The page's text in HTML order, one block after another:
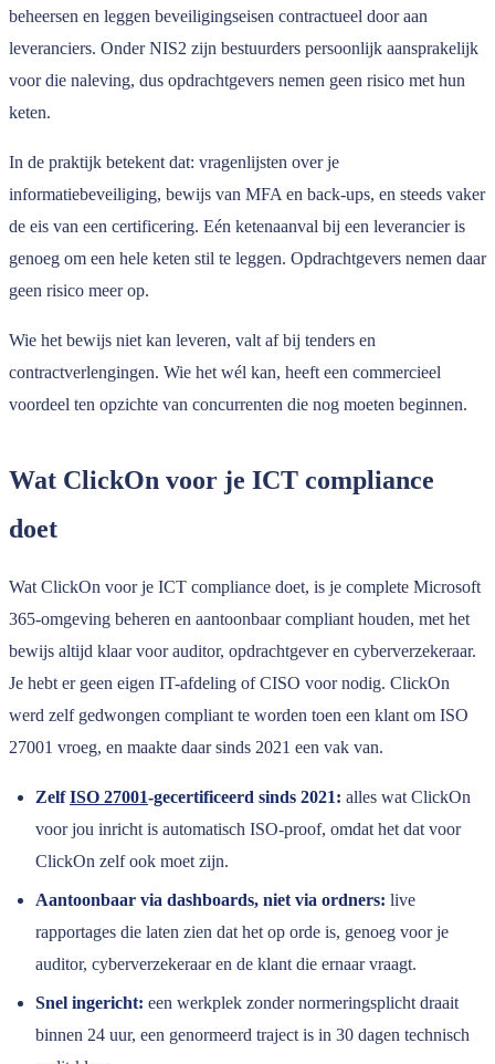
beheersen en leggen beveiligingseisen contractueel door aan
leveranciers. Onder NIS2 zijn bestuurders persoonlijk aansprakelijk
voor die naleving, dus opdrachtgevers nemen geen risico met hun
keten.
In de praktijk betekent dat: vragenlijsten over je
informatiebeveiliging, bewijs van MFA en back-ups, en steeds vaker
de eis van een certificering. Eén ketenaanval bij een leverancier is
genoeg om een hele keten stil te leggen. Opdrachtgevers nemen daar
geen risico meer op.
Wie het bewijs niet kan leveren, valt af bij tenders en
contractverlengingen. Wie het wél kan, heeft een commercieel
voordeel ten opzichte van concurrenten die nog moeten beginnen.
Wat ClickOn voor je ICT compliance
doet
Wat ClickOn voor je ICT compliance doet, is je complete Microsoft
365-omgeving beheren en aantoonbaar compliant houden, met het
bewijs altijd klaar voor auditor, opdrachtgever en cyberverzekeraar.
Je hebt er geen eigen IT-afdeling of CISO voor nodig. ClickOn
werd zelf gedwongen compliant te worden toen een klant om ISO
27001 vroeg, en maakte daar sinds 2021 een vak van.
ZelfISO 27001-gecertificeerd sinds 2021: alles wat ClickOn
voor jou inricht is automatisch ISO-proof, omdat het dat voor
ClickOn zelf ook moet zijn.
Aantoonbaar via dashboards, niet via ordners: live
rapportages die laten zien dat het op orde is, genoeg voor je
auditor, cyberverzekeraar en de klant die ernaar vraagt.
Snel ingericht: een werkplek zonder normeringsplicht draait
binnen 24 uur, een genormeerd traject is in 30 dagen technisch